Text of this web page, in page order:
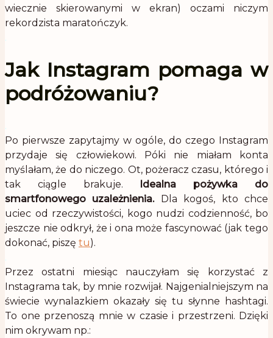
wiecznie skierowanymi w ekran) oczami niczym
rekordzista maratończyk.
.
Jak Instagram pomaga w
podróżowaniu?
.
Po pierwsze zapytajmy w ogóle, do czego Instagram
przydaje się człowiekowi. Póki nie miałam konta
myślałam, że do niczego. Ot, pożeracz czasu, którego i
tak ciągle brakuje. Idealna pożywka do
smartfonowego uzależnienia.Dla kogoś, kto chce
uciec od rzeczywistości, kogo nudzi codzienność, bo
jeszcze nie odkrył, że i ona może fascynować (jak tego
dokonać, piszę tu).
.
Przez ostatni miesiąc nauczyłam się korzystać z
Instagrama tak, by mnie rozwijał. Najgenialniejszym na
świecie wynalazkiem okazały się tu słynne hashtagi.
To one przenoszą mnie w czasie i przestrzeni. Dzięki
nim okrywam np.: